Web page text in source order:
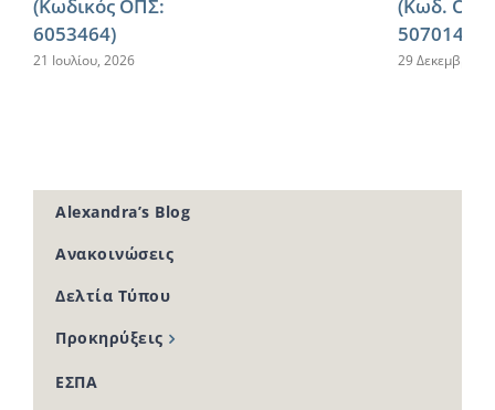
(Κωδικός ΟΠΣ:
6053464)
21 Ιουλίου, 2026
(Κωδ.
5070144)
29
Alexandra’s Blog
Ανακοινώσεις
Δελτία Τύπου
Προκηρύξεις
ΕΣΠΑ